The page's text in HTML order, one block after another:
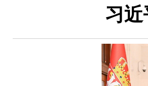
习